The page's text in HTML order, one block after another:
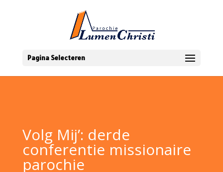
Pagina Selecteren
Volg Mij’: derde
conferentie missionaire
parochie